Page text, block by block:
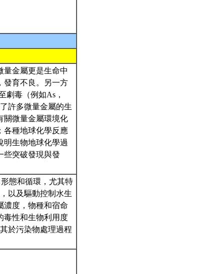
量金屬更是生命中
發育不良。另一方
劇毒（例如As，
許多微量金屬的生
關微量金屬環境化
各種地球化學反應
明生物地球化學過
些突破發現與發
態和循環，尤其特
以及驅動控制水生
濃度，物種和宿命
毒性和生物利用度
於污染物處理過程